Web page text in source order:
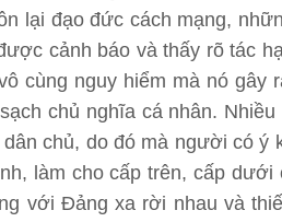
lại đạo đức cách mạng,
cảnh báo và thấy rõ tác
cùng nguy hiểm mà nó gây
chủ nghĩa cá nhân. Nhiều
chủ, do đó mà người có ý
làm cho cấp trên, cấp dưới
với Đảng xa rời nhau và